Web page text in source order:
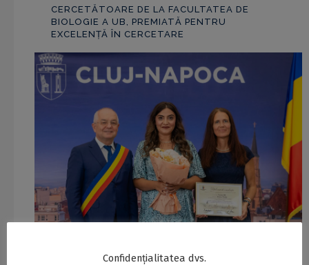
CERCETĂTOARE DE LA FACULTATEA DE
BIOLOGIE A UB, PREMIATĂ PENTRU
EXCELENȚĂ ÎN CERCETARE
Confidențialitatea dvs.